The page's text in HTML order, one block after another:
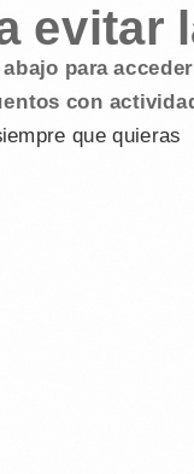
evitar
para
con
que quieras